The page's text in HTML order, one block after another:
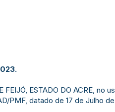
FEIJÓ, ESTADO DO ACRE,
PMF, datado de 17 de Julho